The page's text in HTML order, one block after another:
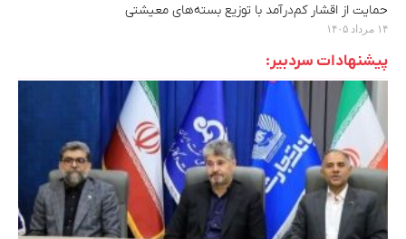
حمایت از اقشار کم‌درآمد با توزیع بسته‌های معیشتی
۱۴ مرداد ۱۴۰۵
پیشنهادات سردبیر: